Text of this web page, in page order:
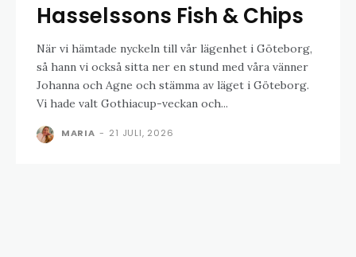
Hasselssons Fish & Chips
När vi hämtade nyckeln till vår lägenhet i Göteborg,
så hann vi också sitta ner en stund med våra vänner
Johanna och Agne och stämma av läget i Göteborg.
Vi hade valt Gothiacup-veckan och...
MARIA - 21 JULI, 2026